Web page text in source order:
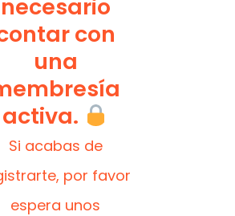
necesario
con
una
activa.
Si acabas de
por favor
espera unos